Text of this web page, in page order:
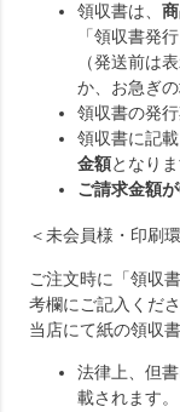
領収書は、
「領収書発
（発送前は
か、お急ぎ
領収書の発行
領収書に記載
金額となりま
ご請求金額
＜未会員様・印刷
ご注文時に「領収
考欄にご記入くださ
当店にて紙の領収
法律上、但
載されます。